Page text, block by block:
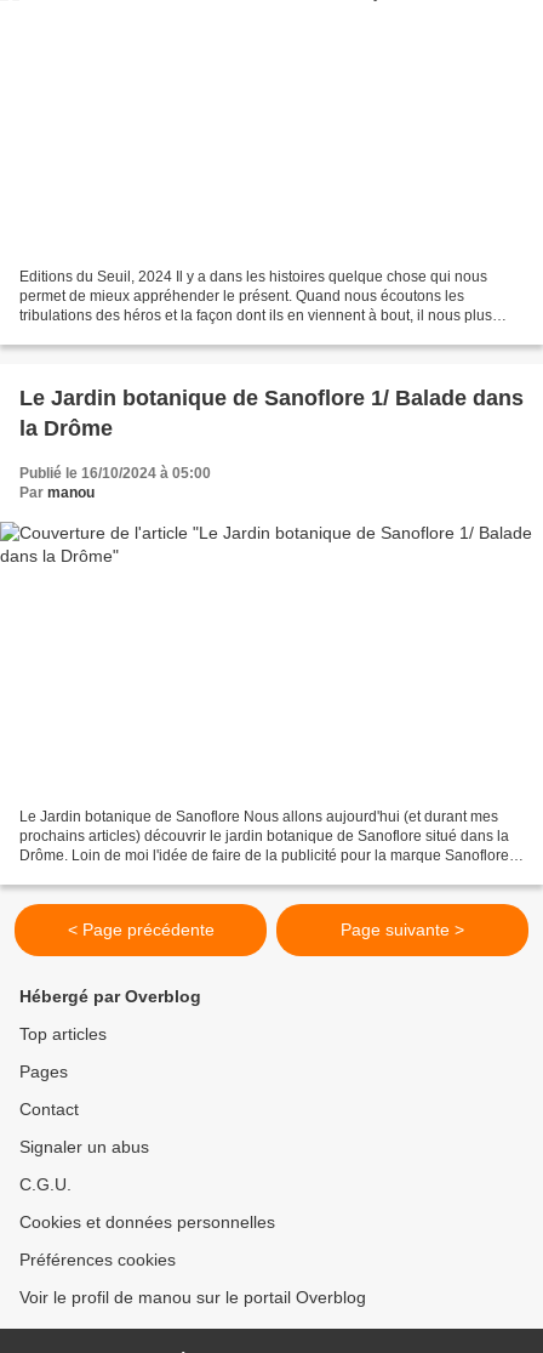
Editions du Seuil, 2024 Il y a dans les histoires quelque chose qui nous
permet de mieux appréhender le présent. Quand nous écoutons les
tribulations des héros et la façon dont ils en viennent à bout, il nous plus
Le Jardin botanique de Sanoflore 1/ Balade dans
la Drôme
Publié le 16/10/2024 à 05:00
Par manou
Le Jardin botanique de Sanoflore Nous allons aujourd'hui (et durant mes
prochains articles) découvrir le jardin botanique de Sanoflore situé dans la
Drôme. Loin de moi l'idée de faire de la publicité pour la marque Sanoflore
< Page précédente Page suivante >
Hébergé par Overblog
Top articles
Pages
Contact
Signaler un abus
C.G.U.
Cookies et données personnelles
Préférences cookies
Voir le profil de manou sur le portail Overblog